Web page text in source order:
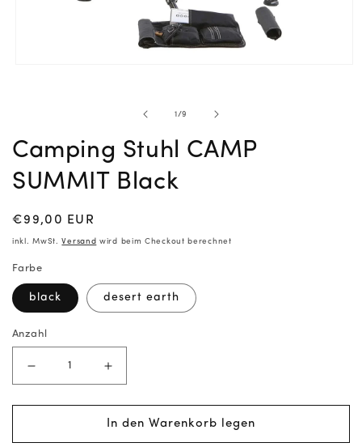
1/von
9
Camping Stuhl CAMP
SUMMIT Black
Normaler
Preis
€99,00 EUR
inkl. MwSt.Versand wird beim Checkout berechnet
Farbe
black desert earth
Anzahl
Verringere
die
Menge
Erhöhe
die
Menge
für
In den Warenkorb legen